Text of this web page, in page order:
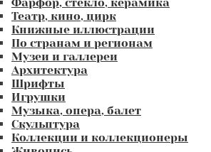
Театр, кино, цирк
Книжные иллюстрации
По странам и регионам
Музеи и галлереи
Архитектура
Шрифты
Игрушки
Музыка, опера, балет
Скульптура
Коллекции и коллекционеры